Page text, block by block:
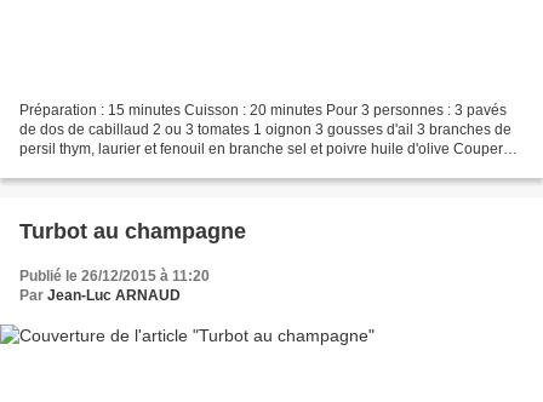
Préparation : 15 minutes Cuisson : 20 minutes Pour 3 personnes : 3 pavés
de dos de cabillaud 2 ou 3 tomates 1 oignon 3 gousses d'ail 3 branches de
persil thym, laurier et fenouil en branche sel et poivre huile d'olive Couper
Turbot au champagne
Publié le 26/12/2015 à 11:20
Par Jean-Luc ARNAUD